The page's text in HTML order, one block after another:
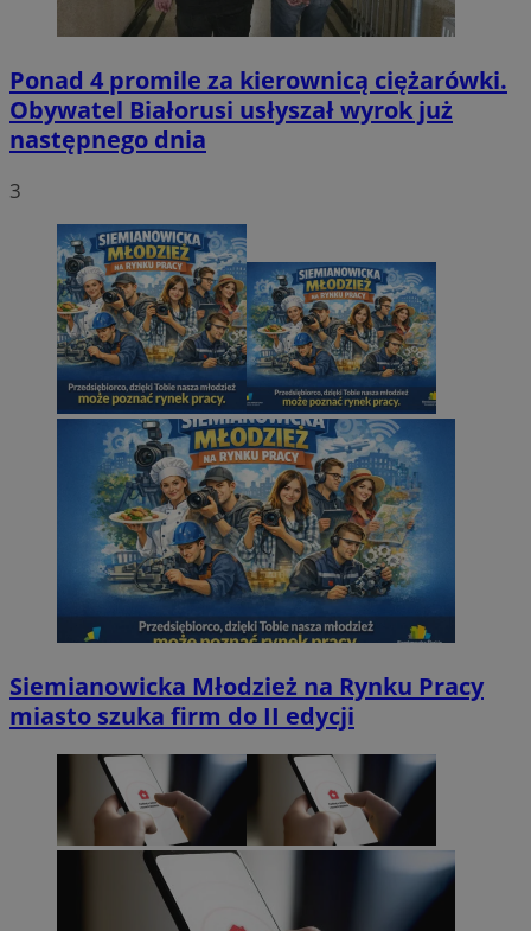
Ponad 4 promile za kierownicą ciężarówki.
Obywatel Białorusi usłyszał wyrok już
następnego dnia
3
Siemianowicka Młodzież na Rynku Pracy
miasto szuka firm do II edycji